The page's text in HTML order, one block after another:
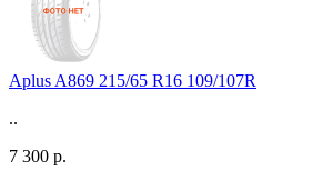
Aplus A869 215/65 R16 109/107R
..
7 300 р.